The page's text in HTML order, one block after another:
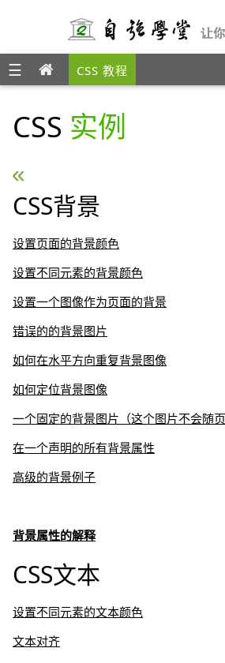
☰ CSS 教程
CSS 实例
« CSS 总结
CSS背景
设置页面的背景颜色
设置不同元素的背景颜色
设置一个图像作为页面的背景
错误的的背景图片
如何在水平方向重复背景图像
如何定位背景图像
一个固定的背景图片（这个图片不会随
在一个声明的所有背景属性
高级的背景例子
背景属性的解释
CSS文本
设置不同元素的文本颜色
文本对齐